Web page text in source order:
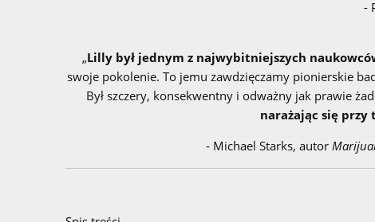
-
„Lilly był jednym z najwybitniejszych
swoje pokolenie. To jemu zawdzięczamy pionierskie
Był szczery, konsekwentny i odważny jak prawie
narażając się przy
- Michael Starks, autor